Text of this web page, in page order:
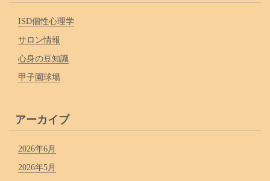
ISD個性心理学
サロン情報
心身の豆知識
甲子園球場
アーカイブ
2026年6月
2026年5月